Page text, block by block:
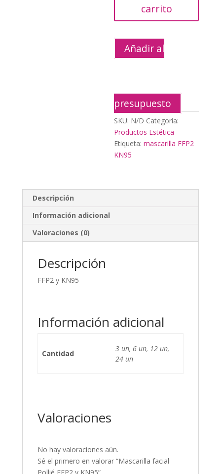
carrito
Añadir al
presupuesto
SKU: N/D Categoría:
Productos Estética
Etiqueta:mascarilla FFP2
KN95
Descripción
Información adicional
Valoraciones (0)
Descripción
FFP2 y KN95
Información adicional
Cantidad
3 un, 6 un, 12 un,
24 un
Valoraciones
No hay valoraciones aún.
Sé el primero en valorar “Mascarilla facial